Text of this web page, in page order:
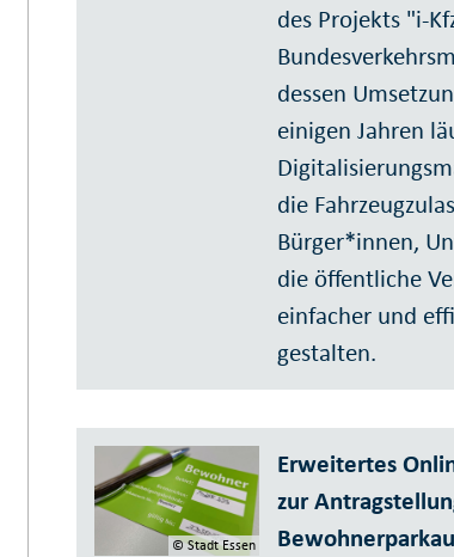
des Projekts "i-
dessen
einigen Jahren
die
Bürger*innen,
die öffentliche
einfacher und
gestalten.
© Stadt Essen
Erweitertes
zur